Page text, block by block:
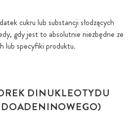
cukru lub substancji słodzących
gdy jest to absolutnie niezbędne ze
lub specyfiki produktu.
DINUKLEOTYDU